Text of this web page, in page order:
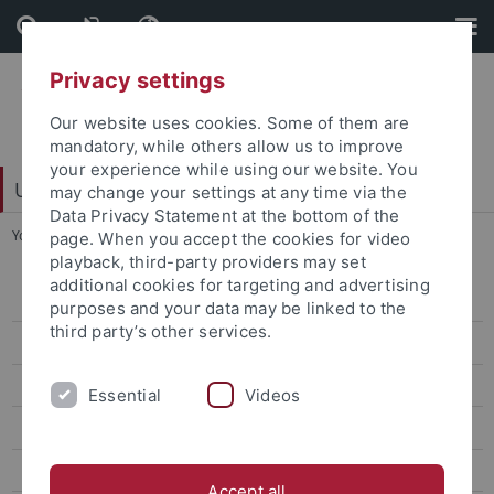
Skip
to
content
Skip
to
footer
Universitätsbibliothek
You are here: Startseite ... Hermann Kurz
Veranstaltungen
Ausstellungen
Büchertürme
Dauerausstellungen
Privacy settings
Our website uses cookies. Some of them are
mandatory, while others allow us to improve
your experience while using our website. You
may change your settings at any time via the
Data Privacy Statement at the bottom of the
page. When you accept the cookies for video
playback, third-party providers may set
additional cookies for targeting and advertising
purposes and your data may be linked to the
third party’s other services.
Essential Videos